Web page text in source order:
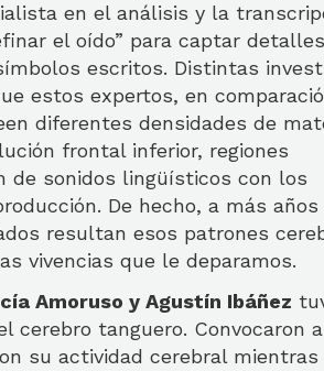
en el análisis y la
el oído” para captar
escritos. Distintas
estos expertos, en
diferentes densidades de
frontal inferior, regiones
de sonidos lingüísticos con los
De hecho, a más años
resultan esos patrones
vivencias que le deparamos.
Amoruso y Agustín Ibáñez
cerebro tanguero. Convocaron
su actividad cerebral mientras